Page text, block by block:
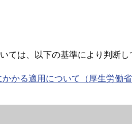
ては、以下の基準により判断し
かる適用について（厚生労働